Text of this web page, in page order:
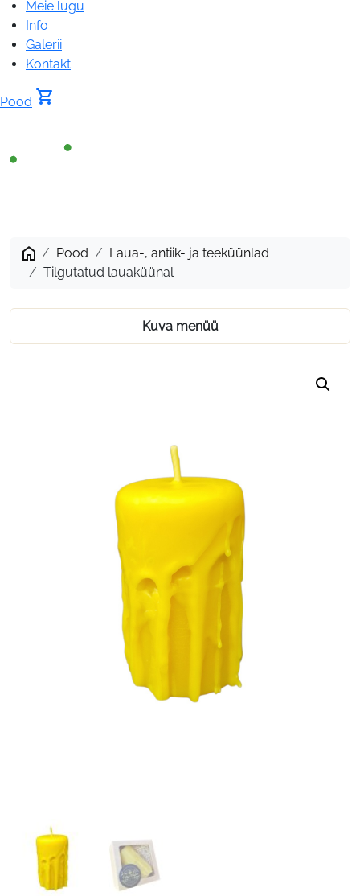
Meie lugu
Info
Galerii
Kontakt
Pood shopping_cart
Pood
Laua-, antiik- ja teeküünlad
Tilgutatud lauaküünal
Kuva menüü